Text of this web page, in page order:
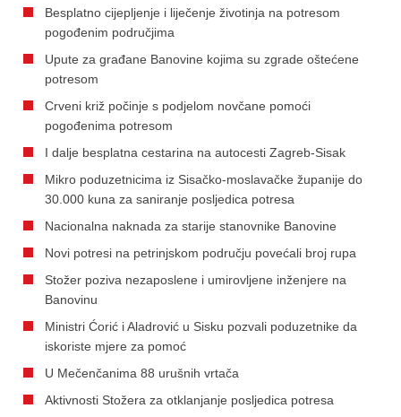
Besplatno cijepljenje i liječenje životinja na potresom
pogođenim područjima
Upute za građane Banovine kojima su zgrade oštećene
potresom
Crveni križ počinje s podjelom novčane pomoći
pogođenima potresom
I dalje besplatna cestarina na autocesti Zagreb-Sisak
Mikro poduzetnicima iz Sisačko-moslavačke županije do
30.000 kuna za saniranje posljedica potresa
Nacionalna naknada za starije stanovnike Banovine
Novi potresi na petrinjskom području povećali broj rupa
Stožer poziva nezaposlene i umirovljene inženjere na
Banovinu
Ministri Ćorić i Aladrović u Sisku pozvali poduzetnike da
iskoriste mjere za pomoć
U Mečenčanima 88 urušnih vrtača
Aktivnosti Stožera za otklanjanje posljedica potresa